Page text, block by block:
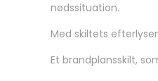
nødssituation.
Med skiltets
Et brandplansskilt,